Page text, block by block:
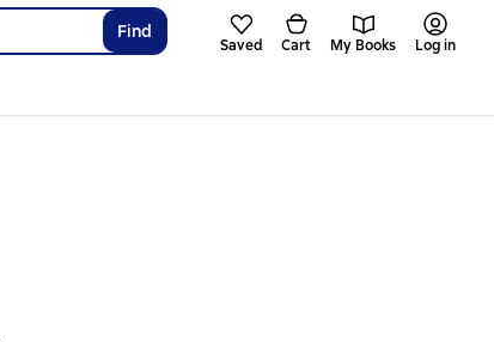
Find
Saved Cart My Books Log in